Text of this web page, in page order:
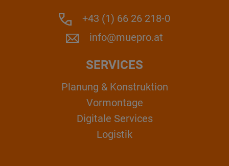
+43 (1) 66 26 218-0
info@muepro.at
SERVICES
Planung & Konstruktion
Vormontage
Digitale Services
Logistik